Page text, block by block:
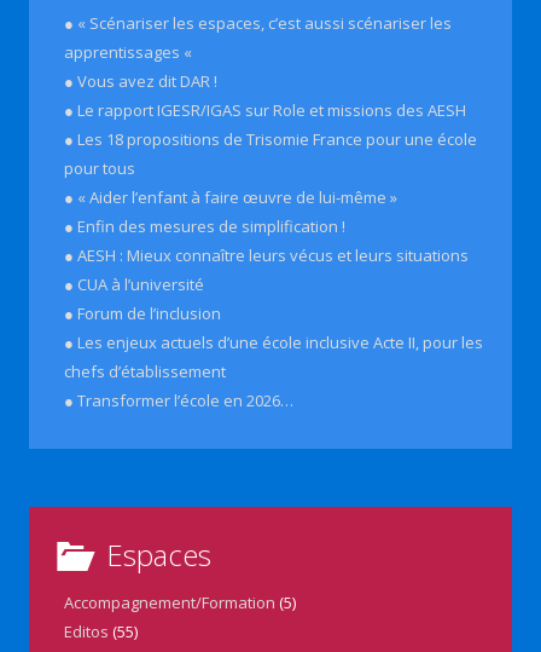
● « Scénariser les espaces, c’est aussi scénariser les
apprentissages «
● Vous avez dit DAR !
● Le rapport IGESR/IGAS sur Role et missions des AESH
● Les 18 propositions de Trisomie France pour une école
pour tous
● « Aider l’enfant à faire œuvre de lui-même »
● Enfin des mesures de simplification !
● AESH : Mieux connaître leurs vécus et leurs situations
● CUA à l’université
● Forum de l’inclusion
● Les enjeux actuels d’une école inclusive Acte II, pour les
chefs d’établissement
● Transformer l’école en 2026…
Espaces
Accompagnement/Formation (5)
Editos (55)